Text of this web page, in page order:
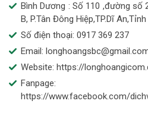
Bình Dương : Số 110 ,đường số
B, P.Tân Đông Hiệp,TP.Dĩ
Số điện thoại: 0917 369 237
Email:
Website: https://
Fanpage:
https://www.facebook.com/